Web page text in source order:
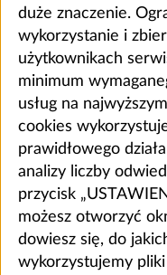
duże znaczenie.
wykorzystanie i
użytkownikach
minimum
usług na
cookies
prawidłowego
analizy liczby
przycisk
możesz otworzyć
dowiesz się, do
wykorzystujemy